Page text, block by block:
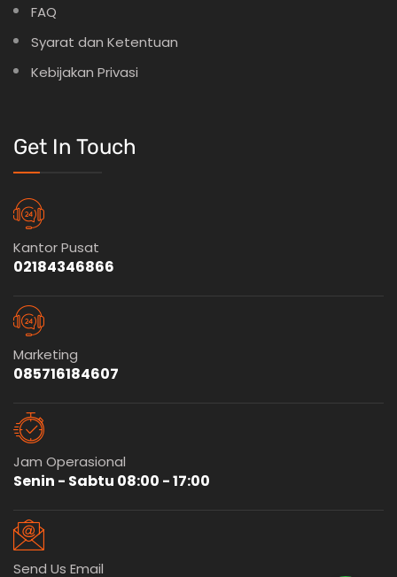
FAQ
Syarat dan Ketentuan
Kebijakan Privasi
Get In Touch
Kantor Pusat
02184346866
Marketing
085716184607
Jam Operasional
Senin - Sabtu 08:00 - 17:00
Send Us Email